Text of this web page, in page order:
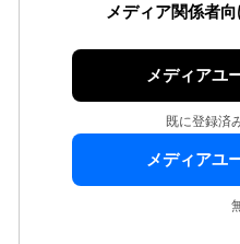
メディア関係者
メディアユ
既に登録済
メディアユ